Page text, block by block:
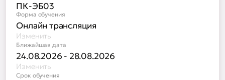
ПК-ЭБ03
Форма обучения
Онлайн трансляция
Изменить
Ближайшая дата
24.08.2026 - 28.08.2026
Изменить
Срок обучения